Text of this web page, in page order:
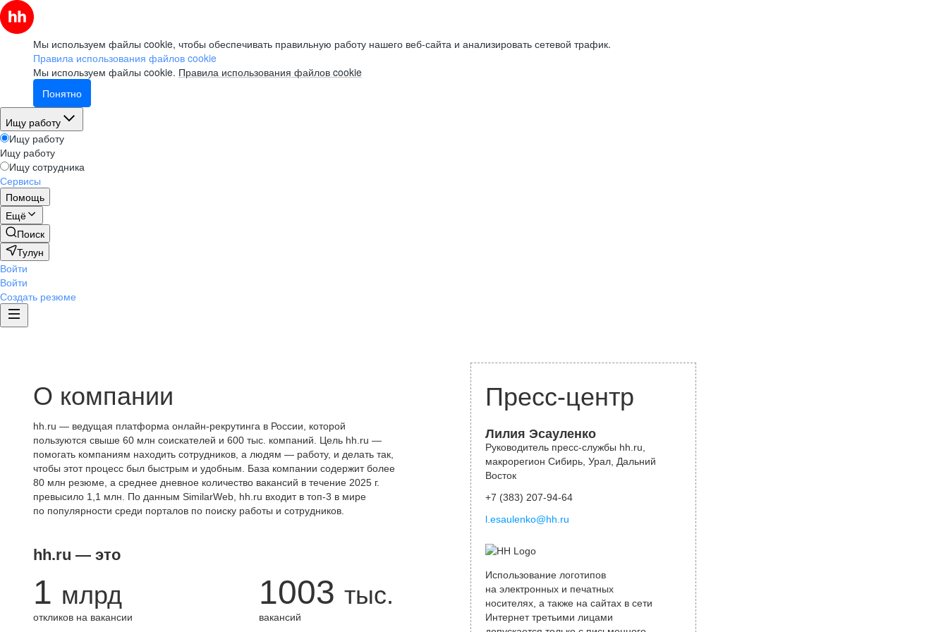
Мы используем файлы cookie, чтобы обеспечивать правильную работу нашего веб-сайта и анализировать сетевой трафик.
Правила использования файлов cookie
Мы используем файлы cookie. Правила использования файлов cookie
Понятно
Ищу работу
Ищу работу
Ищу работу
Ищу сотрудника
Сервисы
Помощь
Ещё
Поиск
Тулун
Войти
Войти
Создать резюме
О компании
hh.ru — ведущая платформа онлайн-рекрутинга в России, которой
пользуются свыше 60 млн соискателей и 600 тыс. компаний. Цель hh.ru —
помогать компаниям находить сотрудников, а людям — работу, и делать так,
чтобы этот процесс был быстрым и удобным. База компании содержит более
80 млн резюме, а среднее дневное количество вакансий в течение 2025 г.
превысило 1,1 млн. По данным SimilarWeb, hh.ru входит в топ-3 в мире
по популярности среди порталов по поиску работы и сотрудников.
hh.ru — это
1 млрд
откликов на вакансии
1003 тыс.
вакансий
Пресс-центр
Лилия Эсауленко
Руководитель пресс-службы hh.ru,
макрорегион Сибирь, Урал, Дальний
Восток
+7 (383) 207-94-64
l.esaulenko@hh.ru
Использование логотипов
на электронных и печатных
носителях, а также на сайтах в сети
Интернет третьими лицами